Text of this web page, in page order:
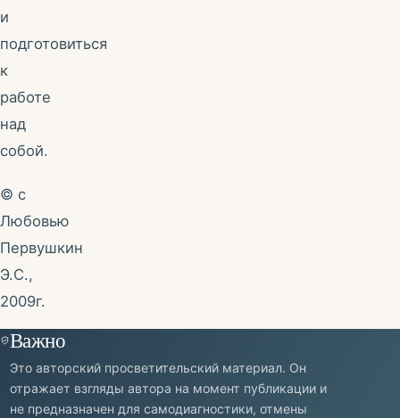
и
подготовиться
к
работе
над
собой.
© с
Любовью
Первушкин
Э.С.,
2009г.
Важно
Это авторский просветительский материал. Он
отражает взгляды автора на момент публикации и
не предназначен для самодиагностики, отмены